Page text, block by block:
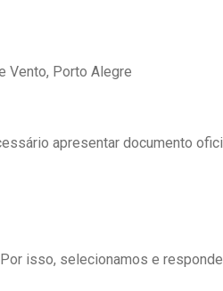
Vento, Porto Alegre
apresentar documento
isso, selecionamos e